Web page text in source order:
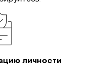
личности